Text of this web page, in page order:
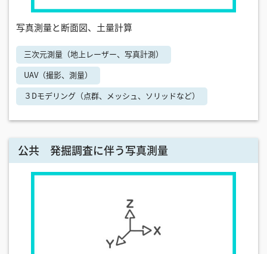
写真測量と断面図、土量計算
三次元測量（地上レーザー、写真計測）
UAV（撮影、測量）
３Dモデリング（点群、メッシュ、ソリッドなど）
公共 発掘調査に伴う写真測量